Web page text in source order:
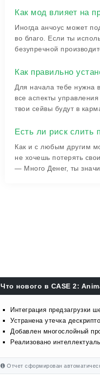
Как мод влияет на
Иногда анчоус может
во благо. Если ты
безупречной
Как правильно
Для начала тебе нужна
все аспекты
твои сейвы будут в
Есть ли риск слить
Как и с любым другим
не хочешь потерять
— Много Денег, ты
Что нового в CASE 2:
Интеграция предзагрузки
Устранена утечка
Добавлен многослойный
Реализовано
Отчет сформирован